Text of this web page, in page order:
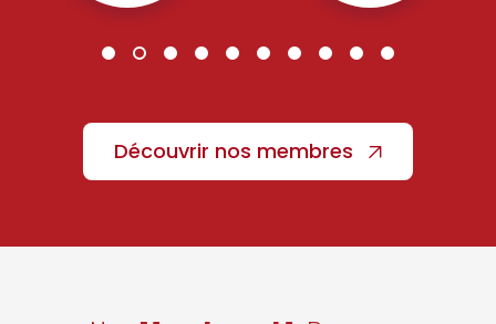
Découvrir nos membres